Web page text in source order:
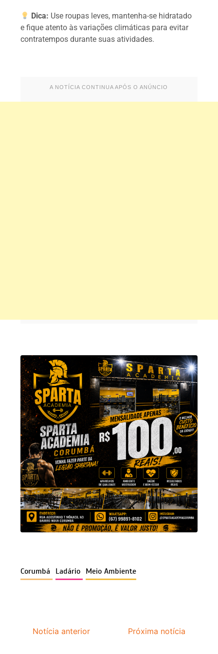
Dica: Use roupas leves, mantenha-se hidratado
e fique atento às variações climáticas para evitar
contratempos durante suas atividades.
A NOTÍCIA CONTINUA APÓS O ANÚNCIO
Corumbá Ladário Meio Ambiente
Notícia anterior Próxima notícia